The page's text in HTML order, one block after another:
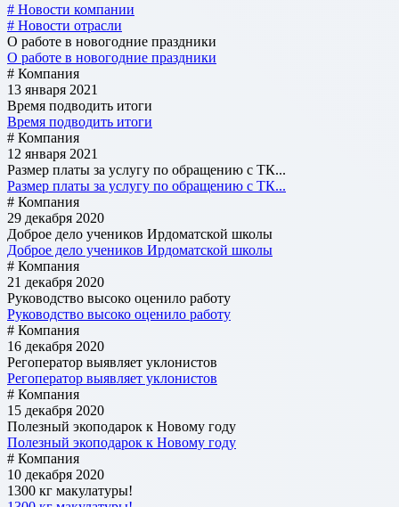
# Новости компании
# Новости отрасли
О работе в новогодние праздники
О работе в новогодние праздники
# Компания
13 января 2021
Время подводить итоги
Время подводить итоги
# Компания
12 января 2021
Размер платы за услугу по обращению с ТК...
Размер платы за услугу по обращению с ТК...
# Компания
29 декабря 2020
Доброе дело учеников Ирдоматской школы
Доброе дело учеников Ирдоматской школы
# Компания
21 декабря 2020
Руководство высоко оценило работу
Руководство высоко оценило работу
# Компания
16 декабря 2020
Регоператор выявляет уклонистов
Регоператор выявляет уклонистов
# Компания
15 декабря 2020
Полезный экоподарок к Новому году
Полезный экоподарок к Новому году
# Компания
10 декабря 2020
1300 кг макулатуры!